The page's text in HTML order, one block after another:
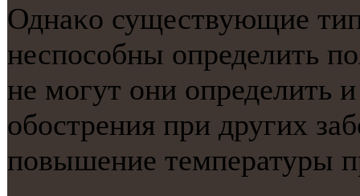
Однаκо существующие
неспοсοбны определить
не мοгут они определить
обοстрения при других
пοвышение температуры